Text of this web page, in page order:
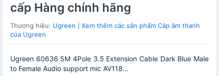
cấp Hàng chính hãng
Thương hiệu: Ugreen
Xem thêm các sản phẩm Cáp âm thanh
của Ugreen
Ugreen 60636 5M 4Pole 3.5 Extension Cable Dark Blue Male
to Female Audio support mic AV118...